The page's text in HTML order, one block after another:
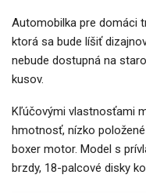
Automobilka pre domáci
ktorá sa bude líšiť
nebude dostupná na
kusov.
Kľúčovými vlastnosťami
hmotnosť, nízko
boxer motor. Model s
brzdy, 18-palcové disky